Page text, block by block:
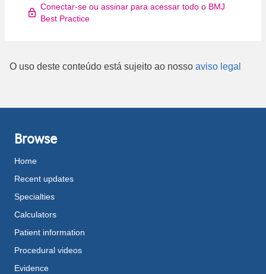
Conectar-se ou assinar para acessar todo o BMJ
Best Practice
O uso deste conteúdo está sujeito ao nosso aviso legal
Browse
Home
Recent updates
Specialties
Calculators
Patient information
Procedural videos
Evidence